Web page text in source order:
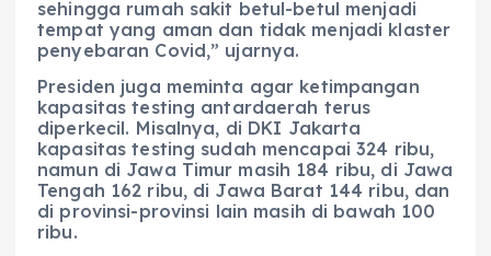
sehingga rumah sakit betul-betul menjadi
tempat yang aman dan tidak menjadi klaster
penyebaran Covid,” ujarnya.
Presiden juga meminta agar ketimpangan
kapasitas testing antardaerah terus
diperkecil. Misalnya, di DKI Jakarta
kapasitas testing sudah mencapai 324 ribu,
namun di Jawa Timur masih 184 ribu, di Jawa
Tengah 162 ribu, di Jawa Barat 144 ribu, dan
di provinsi-provinsi lain masih di bawah 100
ribu.